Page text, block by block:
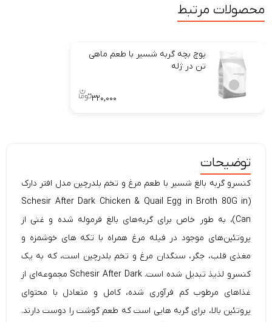
محصولات مرتبط
پوچ بچه گربه شسیر با طعم ماهی
تن در ژله
۳۲۰,۰۰۰
توضیحات
کنسرو گربه بالغ شسیر با طعم مرغ و تخم بلدرچین مدل افتر دارک
(
Schesir After Dark Chicken & Quail Egg in Broth 80G in
Can)، به طور خاص برای گربه‌های بالغ فرموله شده و غنی از
پروتئین‌های موجود در فیله مرغ همراه با تکه های خوشمزه و
مغذی قلب، جگر، سنگدان مرغ و تخم بلدرچین است، که به یک
کنسرو لذیذ تبدیل شده است. Schesir After Dark مجموعه‌ای از
غذاهای مرطوب کم فرآوری شده، کامل و متعادل با محتوای
پروتئین بالا، برای گربه هایی است که طعم گوشت را دوست دارند.